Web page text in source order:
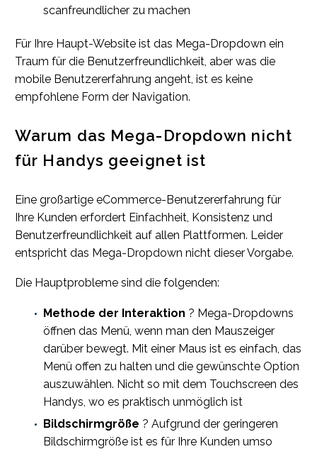
scanfreundlicher zu machen
Für Ihre Haupt-Website ist das Mega-Dropdown ein
Traum für die Benutzerfreundlichkeit, aber was die
mobile Benutzererfahrung angeht, ist es keine
empfohlene Form der Navigation.
Warum das Mega-Dropdown nicht
für Handys geeignet ist
Eine großartige eCommerce-Benutzererfahrung für
Ihre Kunden erfordert Einfachheit, Konsistenz und
Benutzerfreundlichkeit auf allen Plattformen. Leider
entspricht das Mega-Dropdown nicht dieser Vorgabe.
Die Hauptprobleme sind die folgenden:
Methode der Interaktion ? Mega-Dropdowns
öffnen das Menü, wenn man den Mauszeiger
darüber bewegt. Mit einer Maus ist es einfach, das
Menü offen zu halten und die gewünschte Option
auszuwählen. Nicht so mit dem Touchscreen des
Handys, wo es praktisch unmöglich ist
Bildschirmgröße ? Aufgrund der geringeren
Bildschirmgröße ist es für Ihre Kunden umso